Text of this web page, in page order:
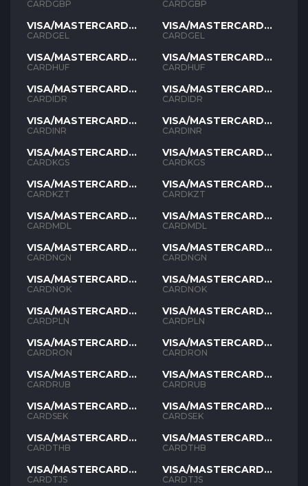
GBP
CARDGBP
VISA/MASTERCARD
GEL
CARDGEL
VISA/MASTERCARD
HUF
CARDHUF
VISA/MASTERCARD
IDR
CARDIDR
VISA/MASTERCARD
INR
CARDINR
VISA/MASTERCARD
KGS
CARDKGS
VISA/MASTERCARD
KZT
CARDKZT
VISA/MASTERCARD
MDL
CARDMDL
VISA/MASTERCARD
NGN
CARDNGN
VISA/MASTERCARD
NOK
CARDNOK
VISA/MASTERCARD
PLN
CARDPLN
VISA/MASTERCARD
RON
CARDRON
VISA/MASTERCARD
RUB
CARDRUB
VISA/MASTERCARD
SEK
CARDSEK
VISA/MASTERCARD
THB
CARDTHB
VISA/MASTERCARD
TJS
CARDTJS
GBP
CARDGBP
VISA/MASTERCARD
GEL
CARDGEL
VISA/MASTERCARD
HUF
CARDHUF
VISA/MASTERCARD
IDR
CARDIDR
VISA/MASTERCARD
INR
CARDINR
VISA/MASTERCARD
KGS
CARDKGS
VISA/MASTERCARD
KZT
CARDKZT
VISA/MASTERCARD
MDL
CARDMDL
VISA/MASTERCARD
NGN
CARDNGN
VISA/MASTERCARD
NOK
CARDNOK
VISA/MASTERCARD
PLN
CARDPLN
VISA/MASTERCARD
RON
CARDRON
VISA/MASTERCARD
RUB
CARDRUB
VISA/MASTERCARD
SEK
CARDSEK
VISA/MASTERCARD
THB
CARDTHB
VISA/MASTERCARD
TJS
CARDTJS